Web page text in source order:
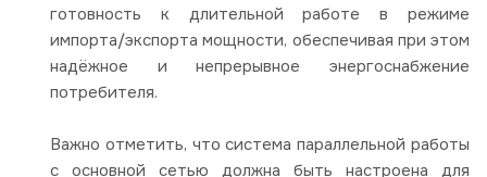
готовность к длительной работе в режиме
импорта/экспорта мощности, обеспечивая при этом
надёжное и непрерывное энергоснабжение
потребителя.
Важно отметить, что система параллельной работы
с основной сетью должна быть настроена для